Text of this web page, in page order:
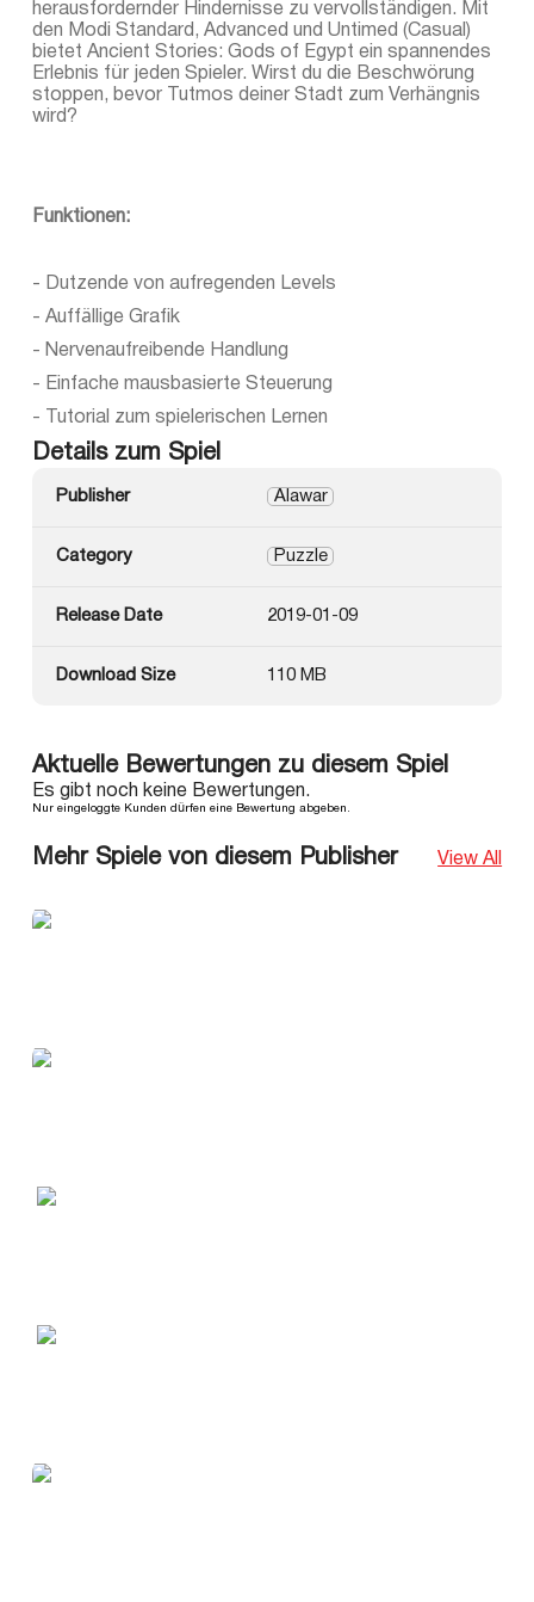
herausfordernder Hindernisse zu vervollständigen. Mit
den Modi Standard, Advanced und Untimed (Casual)
bietet Ancient Stories: Gods of Egypt ein spannendes
Erlebnis für jeden Spieler. Wirst du die Beschwörung
stoppen, bevor Tutmos deiner Stadt zum Verhängnis
wird?
Funktionen:
- Dutzende von aufregenden Levels
- Auffällige Grafik
- Nervenaufreibende Handlung
- Einfache mausbasierte Steuerung
- Tutorial zum spielerischen Lernen
Details zum Spiel
Publisher Alawar
Category Puzzle
Release Date 2019-01-09
Download Size 110 MB
Aktuelle Bewertungen zu diesem Spiel
Es gibt noch keine Bewertungen.
Nur eingeloggte Kunden dürfen eine Bewertung abgeben.
Mehr Spiele von diesem Publisher View All